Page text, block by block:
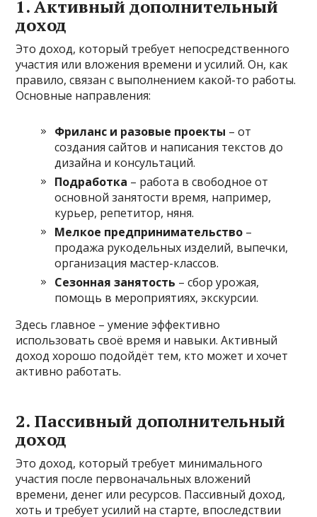
1. Активный дополнительный
доход
Это доход, который требует непосредственного
участия или вложения времени и усилий. Он, как
правило, связан с выполнением какой-то работы.
Основные направления:
Фриланс и разовые проекты – от
создания сайтов и написания текстов до
дизайна и консультаций.
Подработка – работа в свободное от
основной занятости время, например,
курьер, репетитор, няня.
Мелкое предпринимательство –
продажа рукодельных изделий, выпечки,
организация мастер-классов.
Сезонная занятость – сбор урожая,
помощь в мероприятиях, экскурсии.
Здесь главное – умение эффективно
использовать своё время и навыки. Активный
доход хорошо подойдёт тем, кто может и хочет
активно работать.
2. Пассивный дополнительный
доход
Это доход, который требует минимального
участия после первоначальных вложений
времени, денег или ресурсов. Пассивный доход,
хоть и требует усилий на старте, впоследствии